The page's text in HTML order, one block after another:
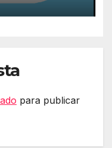
para publicar